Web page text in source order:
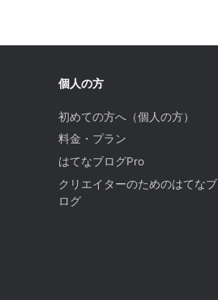
個人の方
初めての方へ（個人の方）
料金・プラン
はてなブログPro
クリエイターのためのはてなブ
ログ